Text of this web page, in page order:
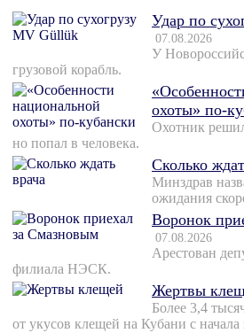
Удар по
07.08.2026
У
грузовой корабль.
охоты» по-
Охотник
но попал в человека.
Сколько
Минздрав
ожидания
Воронок
07.08.2026
Арестован
филиала НЭСК.
Жертвы
Более 3,4
от укусов клещей на Кубани с начала